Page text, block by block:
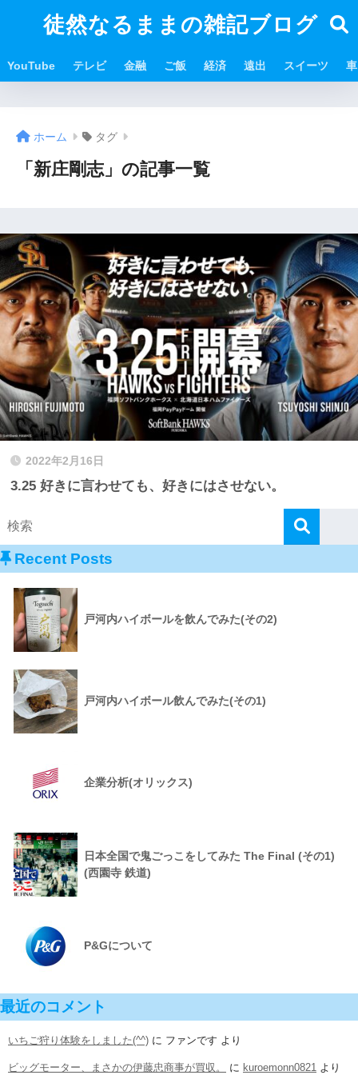
徒然なるままの雑記ブログ
YouTube テレビ 金融 ご飯 経済 遠出 スイーツ 車
ホーム タグ
「新庄剛志」の記事一覧
2022年2月16日
3.25 好きに言わせても、好きにはさせない。
Recent Posts
戸河内ハイボールを飲んでみた(その2)
戸河内ハイボール飲んでみた(その1)
企業分析(オリックス)
日本全国で鬼ごっこをしてみた The Final (その1)
(西園寺 鉄道)
P&Gについて
最近のコメント
いちご狩り体験をしました(^^) に ファンです より
ビッグモーター、まさかの伊藤忠商事が買収。 に kuroemonn0821 より